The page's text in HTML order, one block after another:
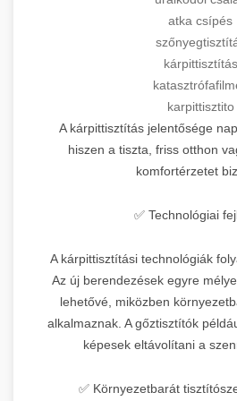
atka csípés
kárpittisztítás
karpittisztito
A kárpittisztítás jelentősége
hiszen a tiszta, friss otthon
komfortérzetet
✅ Technológiai
A kárpittisztítási technológiák
Az új berendezések egyre
lehetővé, miközben
alkalmaznak. A gőztisztítók
képesek eltávolítani a
✅ Környezetbarát